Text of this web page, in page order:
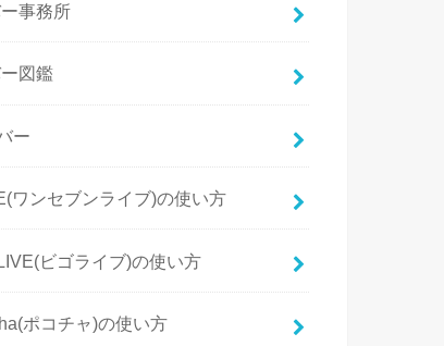
事務所
図鑑
ー
ワンセブンライブ)の使い方
ビゴライブ)の使い方
ポコチャ)の使い方